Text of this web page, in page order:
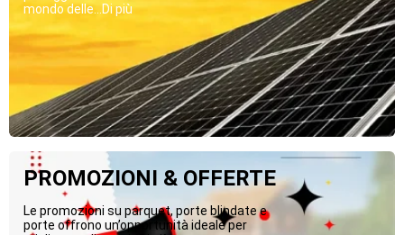
mondo delle...Di più
PROMOZIONI & OFFERTE
Le promozioni su parquet, porte blindate e
porte offrono un’opportunità ideale per